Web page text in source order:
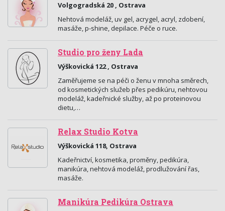
Volgogradská 20 , Ostrava
Nehtová modeláž, uv gel, acrygel, acryl, zdobení,
masáže, p-shine, depilace. Péče o ruce.
Studio pro ženy Lada
Výškovická 122 , Ostrava
Zaměřujeme se na péči o ženu v mnoha směrech,
od kosmetických služeb přes pedikúru, nehtovou
modeláž, kadeřnické služby, až po proteinovou
dietu,…
Relax Studio Kotva
Výškovická 118, Ostrava
Kadeřnictví, kosmetika, proměny, pedikúra,
manikúra, nehtová modeláž, prodlužování řas,
masáže.
Manikúra Pedikúra Ostrava